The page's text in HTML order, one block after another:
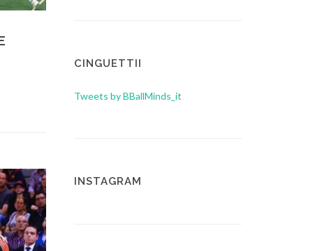
CINGUETTII
Tweets by BBallMinds_it
INSTAGRAM